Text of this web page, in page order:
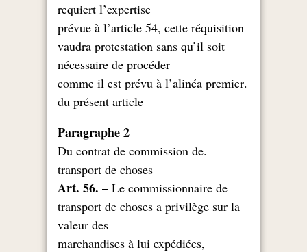
requiert l’expertise
prévue à l’article 54, cette réquisition
vaudra protestation sans qu’il soit
nécessaire de procéder
.comme il est prévu à l’alinéa premier
du présent article
Paragraphe 2
.Du contrat de commission de
transport de choses
Art. 56. – Le commissionnaire de
transport de choses a privilège sur la
valeur des
marchandises à lui expédiées,